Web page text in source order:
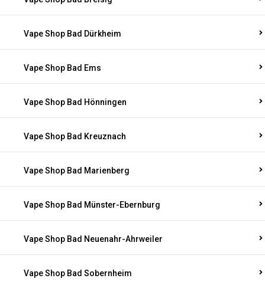
Vape Shop Bad Dürkheim
Vape Shop Bad Ems
Vape Shop Bad Hönningen
Vape Shop Bad Kreuznach
Vape Shop Bad Marienberg
Vape Shop Bad Münster-Ebernburg
Vape Shop Bad Neuenahr-Ahrweiler
Vape Shop Bad Sobernheim